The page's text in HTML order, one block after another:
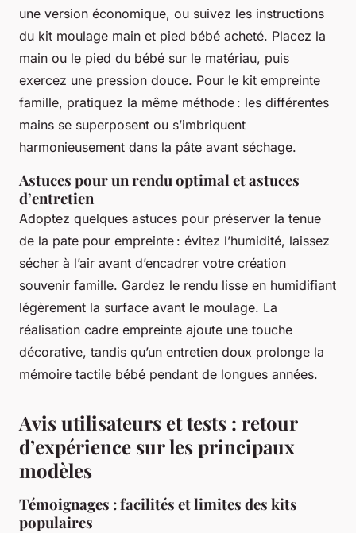
une version économique, ou suivez les instructions
du kit moulage main et pied bébé acheté. Placez la
main ou le pied du bébé sur le matériau, puis
exercez une pression douce. Pour le kit empreinte
famille, pratiquez la même méthode : les différentes
mains se superposent ou s’imbriquent
harmonieusement dans la pâte avant séchage.
Astuces pour un rendu optimal et astuces
d’entretien
Adoptez quelques astuces pour préserver la tenue
de la pate pour empreinte : évitez l’humidité, laissez
sécher à l’air avant d’encadrer votre création
souvenir famille. Gardez le rendu lisse en humidifiant
légèrement la surface avant le moulage. La
réalisation cadre empreinte ajoute une touche
décorative, tandis qu’un entretien doux prolonge la
mémoire tactile bébé pendant de longues années.
Avis utilisateurs et tests : retour
d’expérience sur les principaux
modèles
Témoignages : facilités et limites des kits
populaires